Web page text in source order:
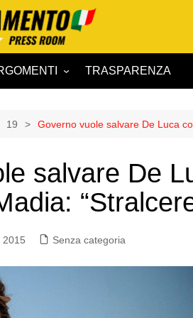
esteri
e agroalimentare
e Territorio
produttive
e Vigilanza
TRASPARENZA
19 Governo vuole salvare De Luca
salvare De
2015 Senza categoria